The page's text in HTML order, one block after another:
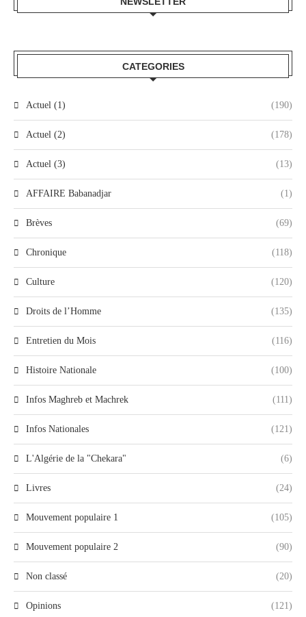
CATEGORIES
Actuel (1) (190)
Actuel (2) (178)
Actuel (3) (13)
AFFAIRE Babanadjar (1)
Brèves (69)
Chronique (118)
Culture (120)
Droits de l’Homme (135)
Entretien du Mois (116)
Histoire Nationale (100)
Infos Maghreb et Machrek (111)
Infos Nationales (121)
L'Algérie de la "Chekara" (6)
Livres (24)
Mouvement populaire 1 (105)
Mouvement populaire 2 (90)
Non classé (20)
Opinions (121)